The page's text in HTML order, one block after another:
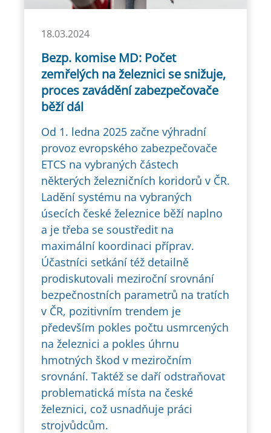
18.03.2024
Bezp. komise MD: Počet
zemřelých na železnici se snižuje,
proces zavádění zabezpečovače
běží dál
Od 1. ledna 2025 začne výhradní
provoz evropského zabezpečovače
ETCS na vybraných částech
některých železničních koridorů v ČR.
Ladění systému na vybraných
úsecích české železnice běží naplno
a je třeba se soustředit na
maximální koordinaci příprav.
Účastníci setkání též detailně
prodiskutovali meziroční srovnání
bezpečnostních parametrů na tratích
v ČR, pozitivním trendem je
především pokles počtu usmrcených
na železnici a pokles úhrnu
hmotných škod v meziročním
srovnání. Taktéž se daří odstraňovat
problematická místa na české
železnici, což usnadňuje práci
strojvůdcům.